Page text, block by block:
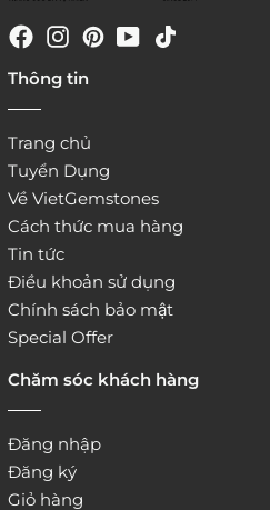
website:
Thông tin
Trang chủ
Tuyển Dụng
Về VietGemstones
Cách thức mua hàng
Tin tức
Điều khoản sử dụng
Chính sách bảo mật
Special Offer
Chăm sóc khách hàng
Đăng nhập
Đăng ký
Giỏ hàng